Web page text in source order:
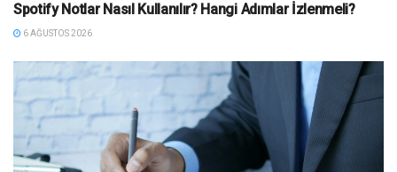
Spotify Notlar Nasıl Kullanılır? Hangi Adımlar İzlenmeli?
6 AĞUSTOS 2026